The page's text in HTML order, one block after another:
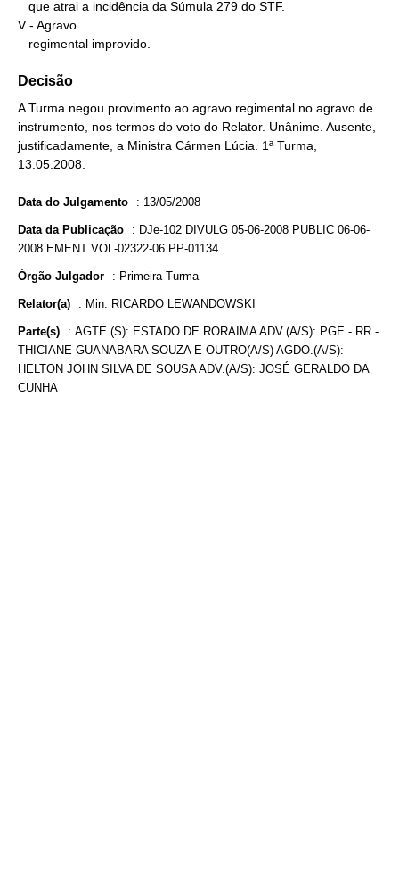
V - Agravo
   regimental improvido.
Decisão
A Turma negou provimento ao agravo regimental no agravo de
instrumento, nos termos do voto do Relator. Unânime. Ausente,
justificadamente, a Ministra Cármen Lúcia. 1ª Turma,
13.05.2008.
Data do Julgamento : 13/05/2008
Data da Publicação : DJe-102 DIVULG 05-06-2008 PUBLIC 06-06-
2008 EMENT VOL-02322-06 PP-01134
Órgão Julgador : Primeira Turma
Relator(a) : Min. RICARDO LEWANDOWSKI
Parte(s) : AGTE.(S): ESTADO DE RORAIMA ADV.(A/S): PGE - RR -
THICIANE GUANABARA SOUZA E OUTRO(A/S) AGDO.(A/S):
HELTON JOHN SILVA DE SOUSA ADV.(A/S): JOSÉ GERALDO DA
CUNHA